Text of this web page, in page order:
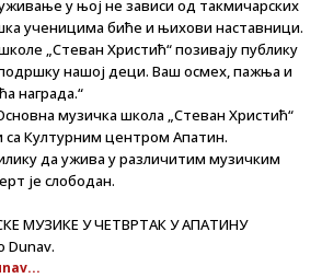
у њој не зависи од такмичарских
ученицима биће и њихови наставници.
„Стеван Христић“ позивају публику
нашој деци. Ваш осмех, пажња и
награда.“
музичка школа „Стеван Христић“
са Културним центром Апатин.
да ужива у различитим музичким
је слободан.
МУЗИКЕ У ЧЕТВРТАК У АПАТИНУ
Dunav.